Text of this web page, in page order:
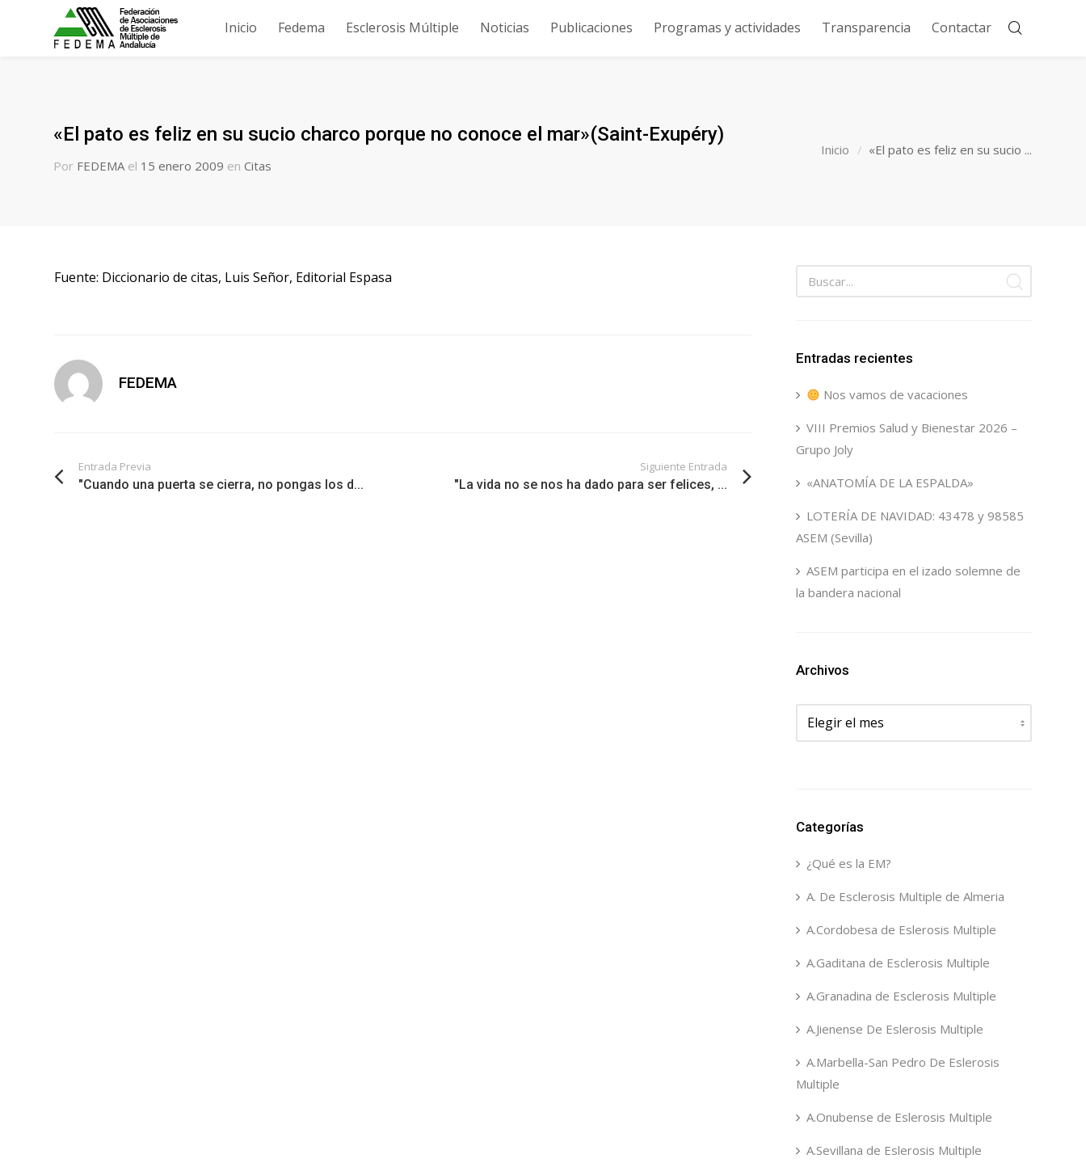
Inicio Fedema Esclerosis Múltiple Noticias Publicaciones Programas y actividades Transparencia Contactar
«El pato es feliz en su sucio charco porque no conoce el mar»(Saint-Exupéry)
Por FEDEMA el 15 enero 2009 en Citas
Inicio «El pato es feliz en su sucio ...
Fuente: Diccionario de citas, Luis Señor, Editorial Espasa
FEDEMA
Entrada Previa
"Cuando una puerta se cierra, no pongas los d...
Siguiente Entrada
"La vida no se nos ha dado para ser felices, ...
Entradas recientes
Nos vamos de vacaciones
VIII Premios Salud y Bienestar 2026 –
Grupo Joly
«ANATOMÍA DE LA ESPALDA»
LOTERÍA DE NAVIDAD: 43478 y 98585
ASEM (Sevilla)
ASEM participa en el izado solemne de
la bandera nacional
Archivos
Archivos
Categorías
¿Qué es la EM?
A. De Esclerosis Multiple de Almeria
A.Cordobesa de Eslerosis Multiple
A.Gaditana de Esclerosis Multiple
A.Granadina de Esclerosis Multiple
A.Jienense De Eslerosis Multiple
A.Marbella-San Pedro De Eslerosis
Multiple
A.Onubense de Eslerosis Multiple
A.Sevillana de Eslerosis Multiple